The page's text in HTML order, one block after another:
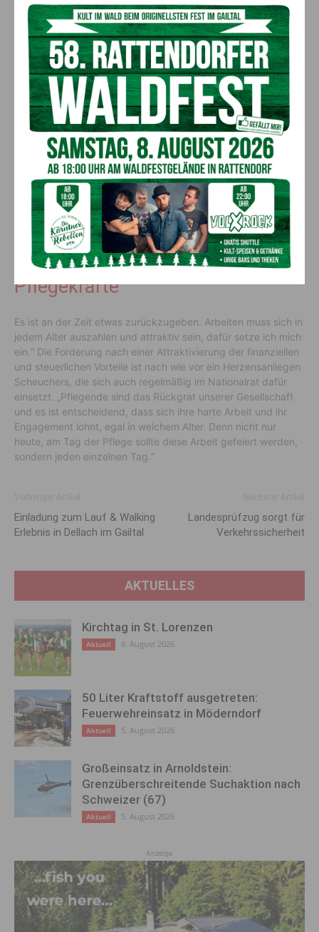
Eine Lanze bricht die Hilfswerk Präsidentin auch für die
zahlreichen Pflegekräfte, die auch nach dem
Regelpensionsalter aus verschiedensten Gründen im Beruf
bleiben möchten. „Mir ist es wichtig, dass das Bewusstsein
dahingehend geschärft wird, dass erkannt wird, wie viel die
2,3 Millionen Seniorinnen und Senioren jährlich in Österreich
beitragen. Immerhin ist jeder fünfte Haushalt in Österreich ein
Seniorenhaushalt, im Jahr 2030, wird das fast jeder vierte
Haushalt sein. Seniorinnen und Senioren, leisten ein
milliardenschwere Wirtschaftsleistung. Knapp 30 Milliarden
Euro des privaten Konsums entfallen jedes Jahr auf die Über-
65-Jährigen und 17 Milliarden Euro zahlen die Über-65-
Jährigen jährlich in den Staatshaushalt ein.
Gerechte Anerkennung für
Pflegekräfte
Es ist an der Zeit etwas zurückzugeben. Arbeiten muss sich in
jedem Alter auszahlen und attraktiv sein, dafür setze ich mich
ein.“ Die Forderung nach einer Attraktivierung der finanziellen
und steuerlichen Vorteile ist nach wie vor ein Herzensanliegen
Scheuchers, die sich auch regelmäßig im Nationalrat dafür
einsetzt. „Pflegende sind das Rückgrat unserer Gesellschaft
und es ist entscheidend, dass sich ihre harte Arbeit und ihr
Engagement lohnt, egal in welchem Alter. Denn nicht nur
heute, am Tag der Pflege sollte diese Arbeit gefeiert werden,
sondern jeden einzelnen Tag.“
Einladung zum Lauf & Walking
Erlebnis in Dellach im Gailtal
Landesprüfzug sorgt für
Verkehrssicherheit
AKTUELLES
Kirchtag in St. Lorenzen
Aktuell 6. August 2026
50 Liter Kraftstoff ausgetreten:
Feuerwehreinsatz in Möderndorf
Aktuell 5. August 2026
Großeinsatz in Arnoldstein:
Grenzüberschreitende Suchaktion nach
Schweizer (67)
Aktuell 5. August 2026
Anzeige